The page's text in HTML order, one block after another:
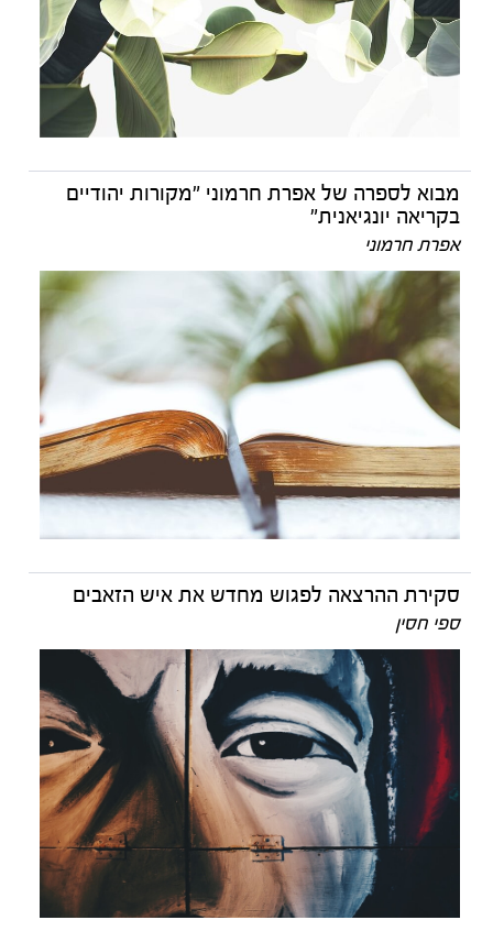
מבוא לספרה של אפרת חרמוני "מקורות יהודיים
בקריאה יונגיאנית"
אפרת חרמוני
סקירת ההרצאה לפגוש מחדש את איש הזאבים
ספי חסין